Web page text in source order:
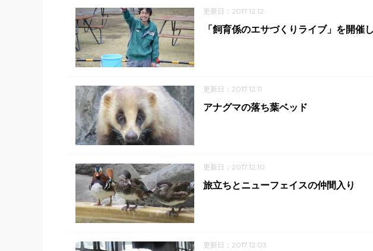
更新日：2017.12.12
「飼育係のエサづくりライブ」を開催
更新日：2017.12.11
アナグマの落ち葉ベッド
更新日：2017.12.10
旅立ちとニューフェイスの仲間入り
更新日：2017.12.03